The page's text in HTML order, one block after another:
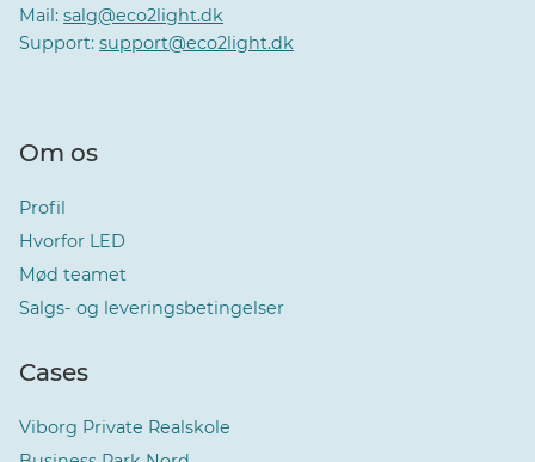
Mail: salg@eco2light.dk
Support: support@eco2light.dk
Om os
Profil
Hvorfor LED
Mød teamet
Salgs- og leveringsbetingelser
Cases
Viborg Private Realskole